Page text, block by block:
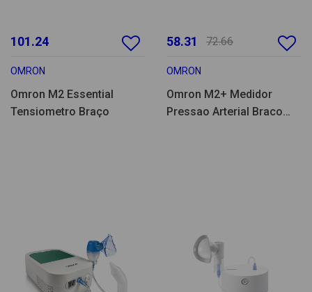
101.24
OMRON
Omron M2 Essential
Tensiometro Braço
58.31 72.66
OMRON
Omron M2+ Medidor
Pressao Arterial Braco